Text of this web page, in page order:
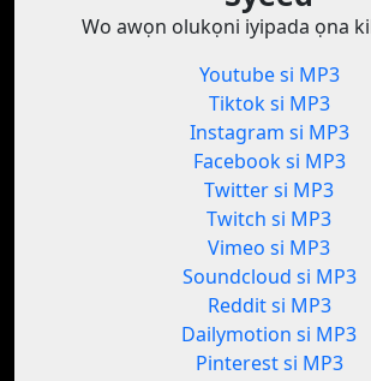
Wo awọn olukọni iyipada ọna
Youtube si MP3
Tiktok si MP3
Instagram si MP3
Facebook si MP3
Twitter si MP3
Twitch si MP3
Vimeo si MP3
Soundcloud si MP3
Reddit si MP3
Dailymotion si MP3
Pinterest si MP3